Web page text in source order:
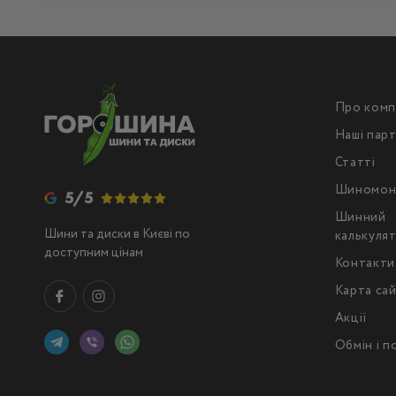
5/5
Шини та диски в Києві по
доступним цінам
Про
Наші
Статті
Шинний
Контакти
Карта
Акції
Обмін і